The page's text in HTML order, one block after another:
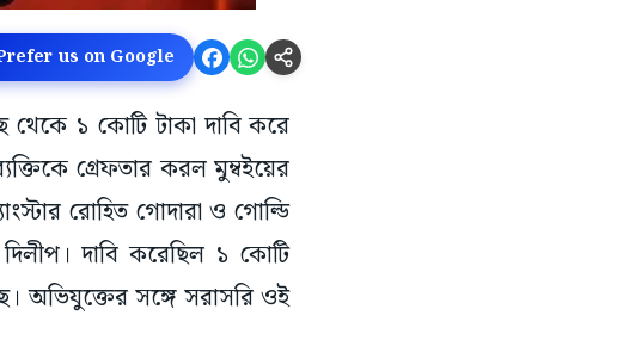
us on Google
থেকে ১ কোটি টাকা দাবি করে
গ্রেফতার করল মুম্বইয়ের
রোহিত গোদারা ও গোল্ডি
দাবি করেছিল ১ কোটি
অভিযুক্তের সঙ্গে সরাসরি ওই